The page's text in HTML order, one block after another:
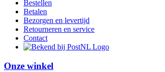
Bestellen
Betalen
Bezorgen en levertijd
Retourneren en service
Contact
Onze winkel